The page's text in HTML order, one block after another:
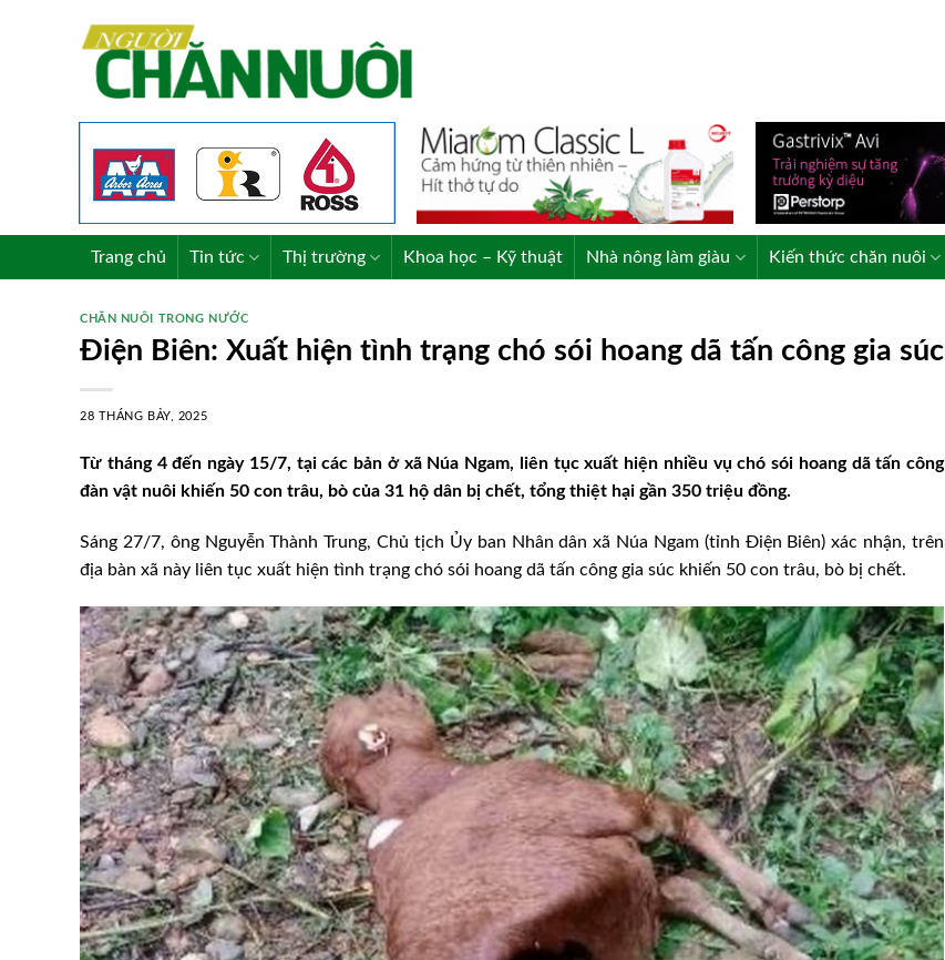
Trang chủ Tin tức Thị trường Khoa học – Kỹ thuật Nhà nông làm giàu Kiến thức chăn nuôi
CHĂN NUÔI TRONG NƯỚC
Điện Biên: Xuất hiện tình trạng chó sói hoang dã tấn công gia súc
28 THÁNG BẢY, 2025
Từ tháng 4 đến ngày 15/7, tại các bản ở xã Núa Ngam, liên tục xuất hiện nhiều vụ chó sói hoang dã tấn công
đàn vật nuôi khiến 50 con trâu, bò của 31 hộ dân bị chết, tổng thiệt hại gần 350 triệu đồng.
Sáng 27/7, ông Nguyễn Thành Trung, Chủ tịch Ủy ban Nhân dân xã Núa Ngam (tỉnh Điện Biên) xác nhận, trên
địa bàn xã này liên tục xuất hiện tình trạng chó sói hoang dã tấn công gia súc khiến 50 con trâu, bò bị chết.